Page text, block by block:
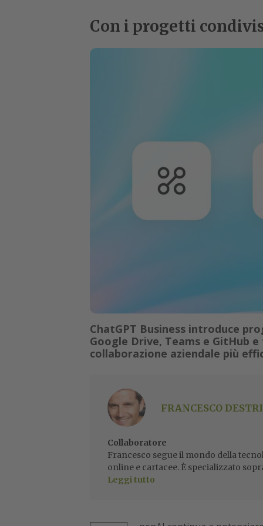
Con i progetti
ChatGPT Business introduce
Google Drive, Teams e GitHub
collaborazione aziendale più
FRANCESCO DESTRI
Collaboratore
Francesco segue il mondo della
online e cartacee. È specializzato
Leggi tutto